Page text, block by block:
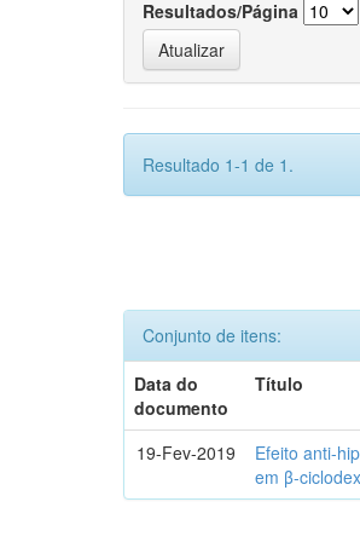
Resultados/Página
Resultado 1-1 de 1.
Conjunto de itens:
Data do
documento
Título
19-Fev-2019
Efeito anti-
em β-